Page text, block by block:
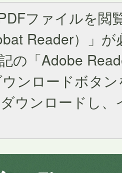
ファイルを閲
Reader）」
の「Adobe
ンロードボタ
ウンロードし